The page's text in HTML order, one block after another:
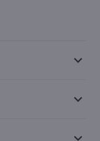
keyboard_arrow_down
keyboard_arrow_down